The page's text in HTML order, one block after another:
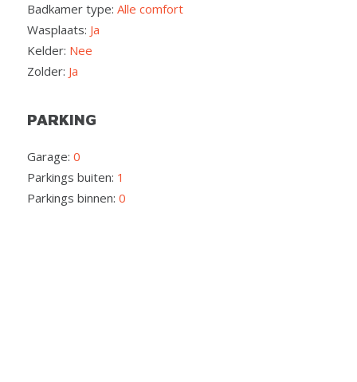
Badkamer type: Alle comfort
Wasplaats: Ja
Kelder: Nee
Zolder: Ja
PARKING
Garage: 0
Parkings buiten: 1
Parkings binnen: 0